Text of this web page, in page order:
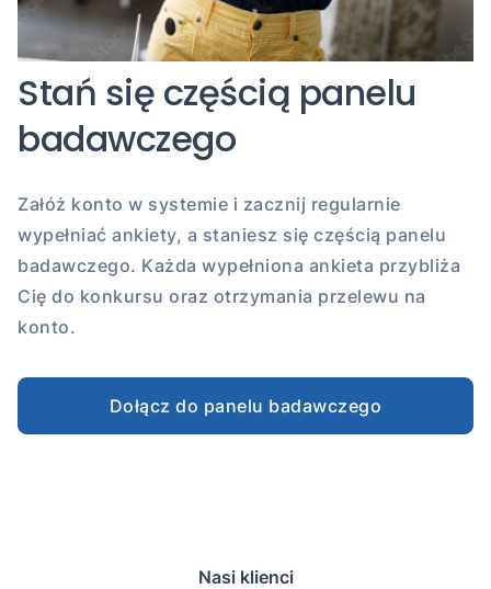
Stań się częścią panelu
badawczego
Załóż konto w systemie i zacznij regularnie
wypełniać ankiety, a staniesz się częścią panelu
badawczego. Każda wypełniona ankieta przybliża
Cię do konkursu oraz otrzymania przelewu na
konto.
Dołącz do panelu badawczego
Nasi klienci